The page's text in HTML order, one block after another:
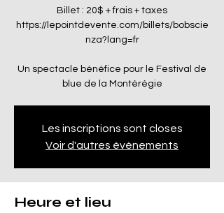
Billet : 20$ + frais + taxes
https://lepointdevente.com/billets/bobscie
nza?lang=fr
Un spectacle bénéfice pour le Festival de
blue de la Montérégie
Les inscriptions sont closes
Voir d'autres événements
Heure et lieu